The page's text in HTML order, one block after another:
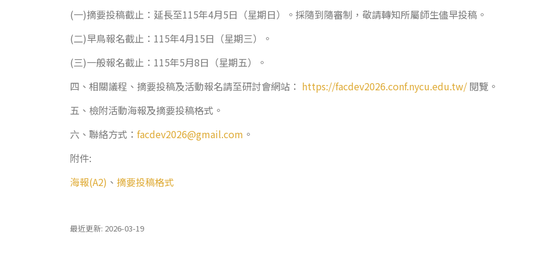
(一)摘要投稿截止：延長至115年4月5日（星期日）。採隨到隨審制，敬請轉知所屬師生儘早投稿。
(二)早鳥報名截止：115年4月15日（星期三）。
(三)一般報名截止：115年5月8日（星期五）。
四、相關議程、摘要投稿及活動報名請至研討會網站： https://facdev2026.conf.nycu.edu.tw/ 閱覽。
五、檢附活動海報及摘要投稿格式。
六、聯絡方式： facdev2026@gmail.com 。
附件:
海報(A2) 、 摘要投稿格式
最近更新: 2026-03-19